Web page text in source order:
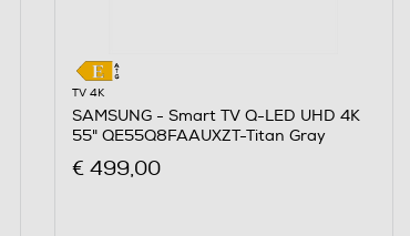
TV 4K
SAMSUNG - Smart TV Q-LED UHD 4K
55" QE55Q8FAAUXZT-Titan Gray
€ 499,00